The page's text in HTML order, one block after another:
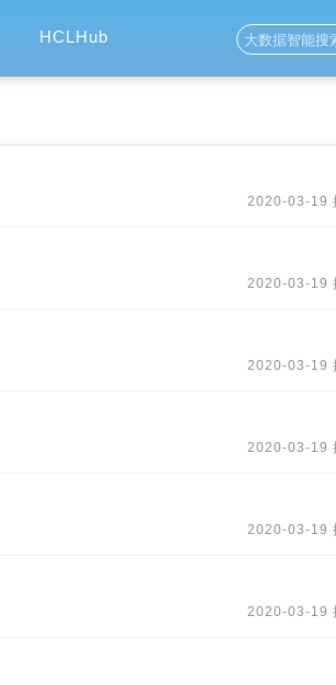
HCLHub
2020-03-19
2020-03-19
2020-03-19
2020-03-19
2020-03-19
2020-03-19